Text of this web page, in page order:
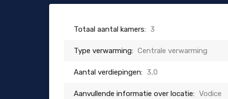
Totaal aantal kamers: 3
Type verwarming: Centrale verwarming
Aantal verdiepingen: 3,0
Aanvullende informatie over locatie: Vodice